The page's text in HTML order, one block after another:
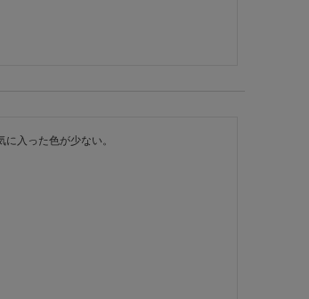
入った色が少ない。